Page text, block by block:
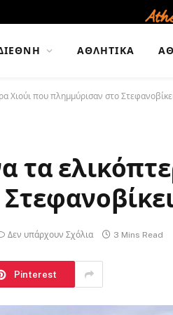
ΑΘΛΗΤΙΚΆ
Χιούι που πλημμύρισαν στο
τα
Δεν υπάρχουν Σχόλια 3 Mins Read
Pinterest